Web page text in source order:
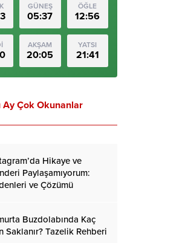
GÜNEŞ
05:37
ÖĞLE
12:56
AKŞAM
20:05
YATSI
21:41
Ay Çok Okunanlar
Hikaye ve
Paylaşamıyorum:
ve Çözümü
Buzdolabında Kaç
Saklanır? Tazelik Rehberi